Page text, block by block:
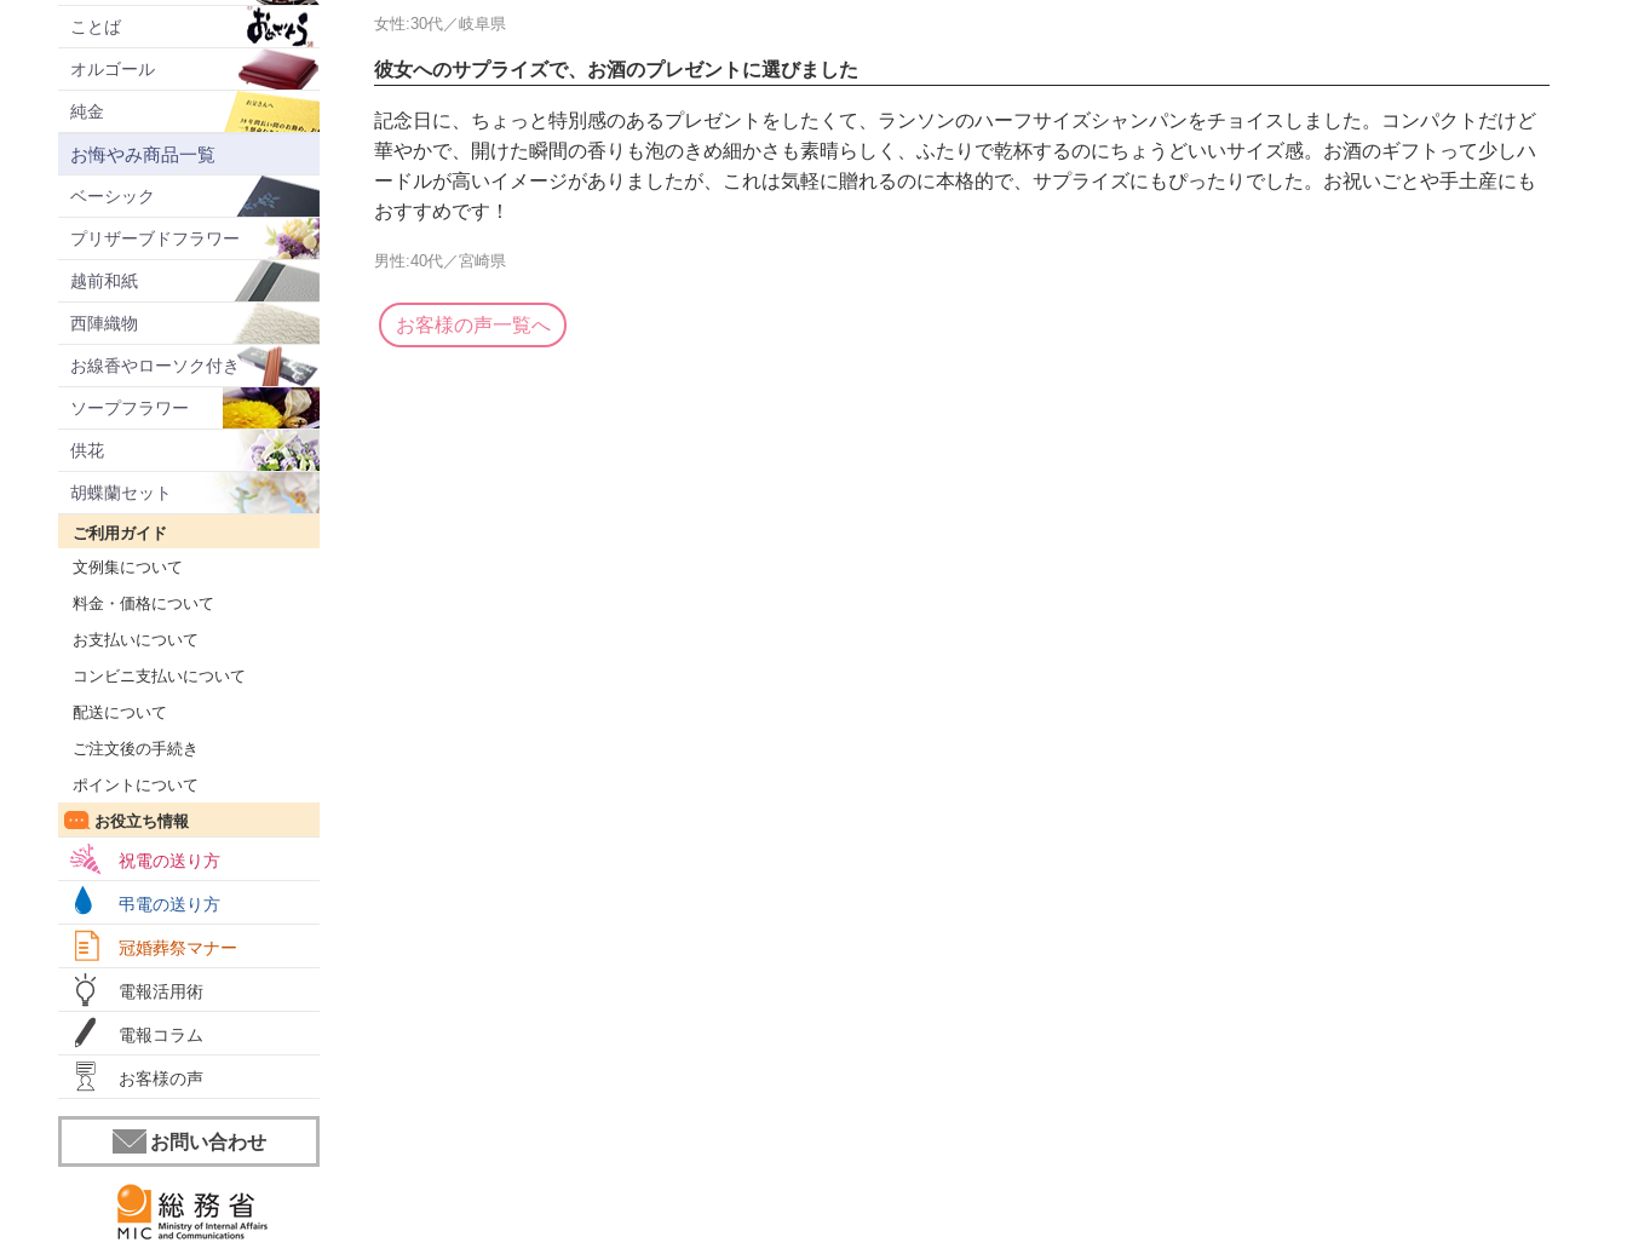
ことば
オルゴール
純金
お悔やみ商品一覧
ベーシック
プリザーブドフラワー
越前和紙
西陣織物
お線香やローソク付き
ソープフラワー
供花
胡蝶蘭セット
ご利用ガイド
文例集について
料金・価格について
お支払いについて
コンビニ支払いについて
配送について
ご注文後の手続き
ポイントについて
お役立ち情報
祝電の送り方
弔電の送り方
冠婚葬祭マナー
電報活用術
電報コラム
お客様の声
お問い合わせ
女性:30代／岐阜県
彼女へのサプライズで、お酒のプレゼントに選びました
記念日に、ちょっと特別感のあるプレゼントをしたくて、ランソンのハーフサイズシャンパンをチョイスしました。コンパクトだけど
華やかで、開けた瞬間の香りも泡のきめ細かさも素晴らしく、ふたりで乾杯するのにちょうどいいサイズ感。お酒のギフトって少しハ
ードルが高いイメージがありましたが、これは気軽に贈れるのに本格的で、サプライズにもぴったりでした。お祝いごとや手土産にも
おすすめです！
男性:40代／宮崎県
お客様の声一覧へ